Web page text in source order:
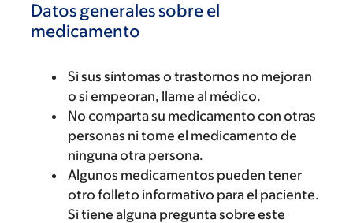
Datos generales sobre el
medicamento
Si sus síntomas o trastornos no mejoran
o si empeoran, llame al médico.
No comparta su medicamento con otras
personas ni tome el medicamento de
ninguna otra persona.
Algunos medicamentos pueden tener
otro folleto informativo para el paciente.
Si tiene alguna pregunta sobre este